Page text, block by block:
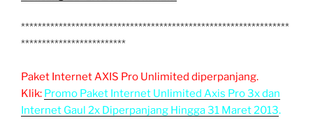
****************************************************************
*************************
Paket Internet AXIS Pro Unlimited diperpanjang.
Klik: Promo Paket Internet Unlimited Axis Pro 3x dan
Internet Gaul 2x Diperpanjang Hingga 31 Maret 2013.